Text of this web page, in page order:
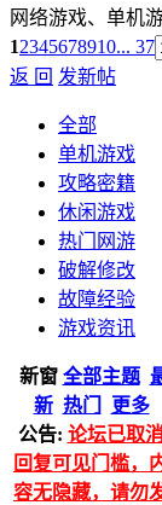
网络游戏、单机
12345678910... 37
返 回 发新帖
全部
单机游戏
攻略密籍
休闲游戏
热门网游
破解修改
故障经验
游戏资讯
新窗 全部主题
新 热门 更多
公告: 论坛已取消
回复可见门槛，
容无隐藏，请勿